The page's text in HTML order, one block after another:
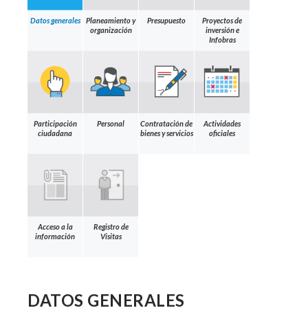
Datos generales
Planeamiento y
organización
Presupuesto
Proyectos de
inversión e
Infobras
Participación
ciudadana
Personal
Contratación de
bienes y servicios
Actividades
oficiales
Acceso a la
información
Registro de
Visitas
DATOS GENERALES